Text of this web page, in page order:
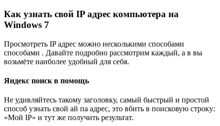
Как узнать свой IP адрес компьютера на
Windows 7
Просмотреть IP адрес можно несколькими способами
способами . Давайте подробно рассмотрим каждый, а в вы
возьмёте наиболее удобный для себя.
Яндекс поиск в помощь
Не удивляйтесь такому заголовку, самый быстрый и простой
способ узнать свой ай па адрес, это вбить в поисковую строку:
«Мой IP» и тут же получить результат.